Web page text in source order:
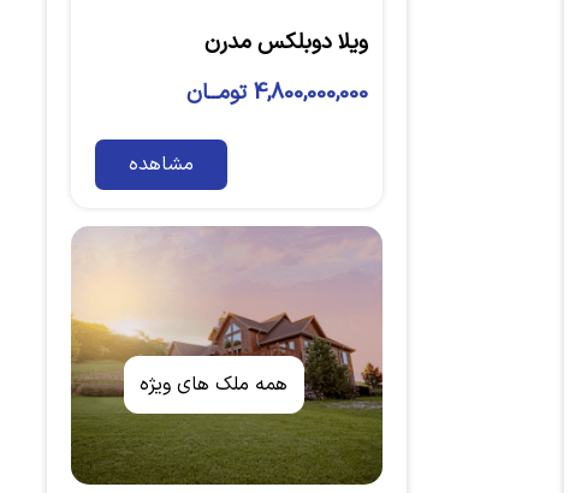
ویلا دوبلکس مدرن
4,800,000,000 تومــان
مشاهده
همه ملک های ویژه